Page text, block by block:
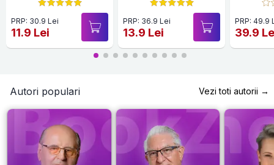
PRP: 30.9 Lei
11.9 Lei
PRP: 36.9 Lei
13.9 Lei
PRP: 49.9
39.9
Autori populari Vezi toti autorii →